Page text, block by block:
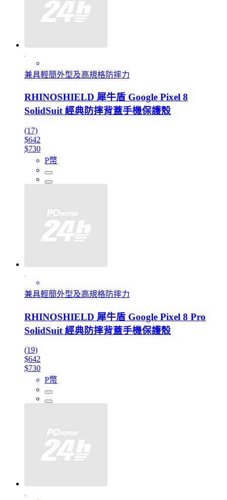
兼具輕簡外型及高規格防摔力
RHINOSHIELD 犀牛盾 Google Pixel 8
SolidSuit 經典防摔背蓋手機保護殼
(17)
$642
$730
P幣
兼具輕簡外型及高規格防摔力
RHINOSHIELD 犀牛盾 Google Pixel 8 Pro
SolidSuit 經典防摔背蓋手機保護殼
(19)
$642
$730
P幣